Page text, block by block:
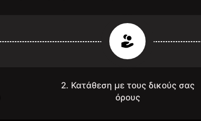
2. Κατάθεση με τους δικούς σας
όρους